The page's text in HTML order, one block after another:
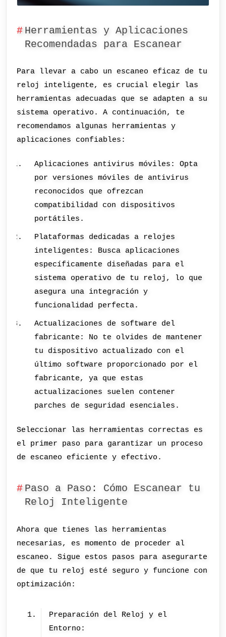
Herramientas y Aplicaciones
Recomendadas para Escanear
Para llevar a cabo un escaneo eficaz de tu
reloj inteligente, es crucial elegir las
herramientas adecuadas que se adapten a su
sistema operativo. A continuación, te
recomendamos algunas herramientas y
aplicaciones confiables:
Aplicaciones antivirus móviles: Opta
por versiones móviles de antivirus
reconocidos que ofrezcan
compatibilidad con dispositivos
portátiles.
Plataformas dedicadas a relojes
inteligentes: Busca aplicaciones
específicamente diseñadas para el
sistema operativo de tu reloj, lo que
asegura una integración y
funcionalidad perfecta.
Actualizaciones de software del
fabricante: No te olvides de mantener
tu dispositivo actualizado con el
último software proporcionado por el
fabricante, ya que estas
actualizaciones suelen contener
parches de seguridad esenciales.
Seleccionar las herramientas correctas es
el primer paso para garantizar un proceso
de escaneo eficiente y efectivo.
Paso a Paso: Cómo Escanear tu
Reloj Inteligente
Ahora que tienes las herramientas
necesarias, es momento de proceder al
escaneo. Sigue estos pasos para asegurarte
de que tu reloj esté seguro y funcione con
optimización:
Preparación del Reloj y el
Entorno: